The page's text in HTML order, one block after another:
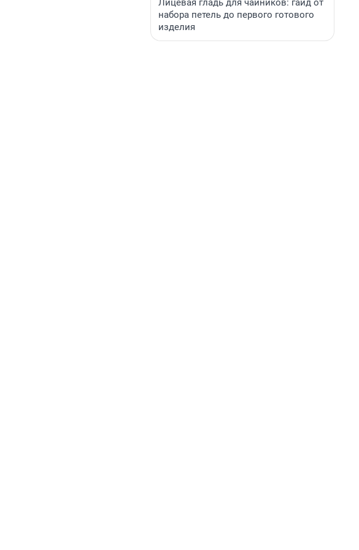
Лицевая гладь для чайников: гайд от
набора петель до первого готового
изделия